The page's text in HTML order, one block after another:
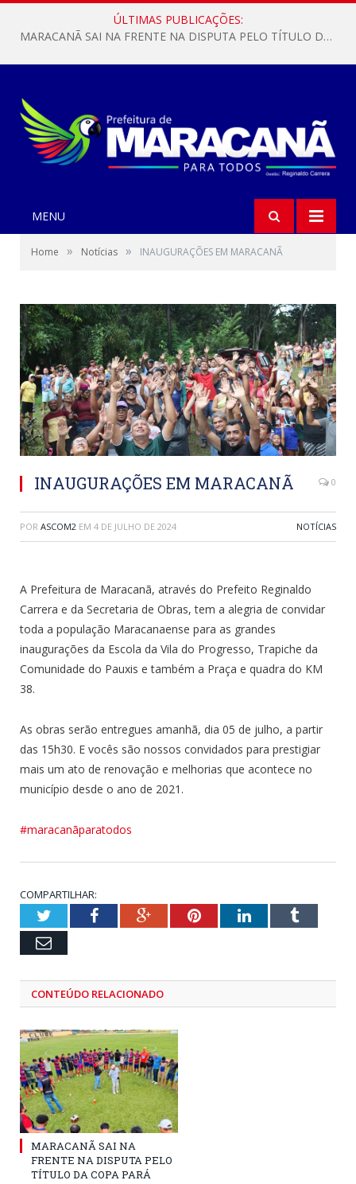
ÚLTIMAS PUBLICAÇÕES:
MARACANÃ SAI NA FRENTE NA DISPUTA PELO TÍTULO DA COPA PARÁ SUB-17!
MENU
Home » Notícias » INAUGURAÇÕES EM MARACANÃ
INAUGURAÇÕES EM MARACANÃ 0
POR ASCOM2 EM 4 DE JULHO DE 2024 NOTÍCIAS
A Prefeitura de Maracanã, através do Prefeito Reginaldo
Carrera e da Secretaria de Obras, tem a alegria de convidar
toda a população Maracanaense para as grandes
inaugurações da Escola da Vila do Progresso, Trapiche da
Comunidade do Pauxis e também a Praça e quadra do KM
38.
As obras serão entregues amanhã, dia 05 de julho, a partir
das 15h30. E vocês são nossos convidados para prestigiar
mais um ato de renovação e melhorias que acontece no
município desde o ano de 2021.
#maracanãparatodos
COMPARTILHAR:
TwitterFacebookGoogle+PinterestLinkedInTumblr
Email
CONTEÚDO RELACIONADO
MARACANÃ SAI NA
FRENTE NA DISPUTA PELO
TÍTULO DA COPA PARÁ